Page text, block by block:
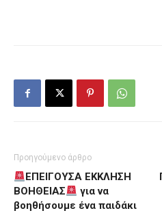
Προηγούμενο άρθρο
ΕΠΕΙΓΟΥΣΑ ΕΚΚΛΗΣΗ
ΒΟΗΘΕΙΑΣ
για να
βοηθήσουμε ένα παιδάκι